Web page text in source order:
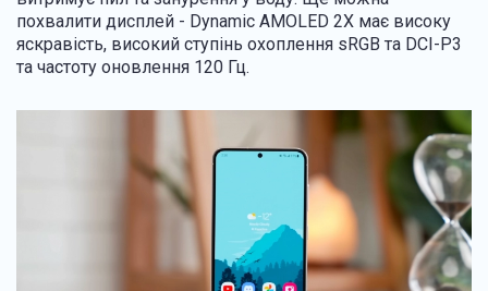
похвалити дисплей - Dynamic AMOLED 2X має високу
яскравість, високий ступінь охоплення sRGB та DCI-P3
та частоту оновлення 120 Гц.